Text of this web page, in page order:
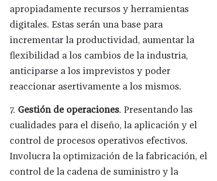
apropiadamente recursos y herramientas
digitales. Estas serán una base para
incrementar la productividad, aumentar la
flexibilidad a los cambios de la industria,
anticiparse a los imprevistos y poder
reaccionar asertivamente a los mismos.
7. Gestión de operaciones. Presentando las
cualidades para el diseño, la aplicación y el
control de procesos operativos efectivos.
Involucra la optimización de la fabricación, el
control de la cadena de suministro y la